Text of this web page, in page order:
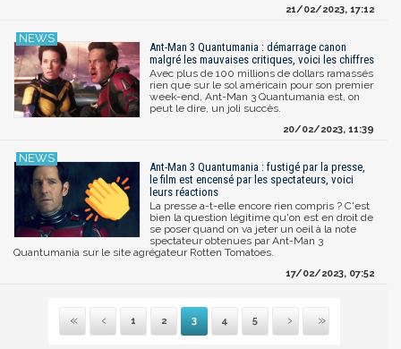
21/02/2023, 17:12
Ant-Man 3 Quantumania : démarrage canon
malgré les mauvaises critiques, voici les chiffres
Avec plus de 100 millions de dollars ramassés
rien que sur le sol américain pour son premier
week-end, Ant-Man 3 Quantumania est, on
peut le dire, un joli succès.
20/02/2023, 11:39
Ant-Man 3 Quantumania : fustigé par la presse,
le film est encensé par les spectateurs, voici
leurs réactions
La presse a-t-elle encore rien compris ? C'est
bien la question légitime qu'on est en droit de
se poser quand on va jeter un oeil à la note
spectateur obtenues par Ant-Man 3
Quantumania sur le site agrégateur Rotten Tomatoes.
17/02/2023, 07:52
Première
Précédente
1 2 3 4 5
Suivante
Dernière